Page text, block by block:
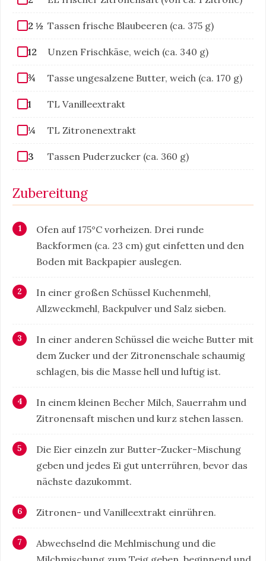
2 ½ Tassen frische Blaubeeren (ca. 375 g)
12 Unzen Frischkäse, weich (ca. 340 g)
¾ Tasse ungesalzene Butter, weich (ca. 170 g)
1 TL Vanilleextrakt
¼ TL Zitronenextrakt
3 Tassen Puderzucker (ca. 360 g)
Zubereitung
Ofen auf 175°C vorheizen. Drei runde
Backformen (ca. 23 cm) gut einfetten und den
Boden mit Backpapier auslegen.
In einer großen Schüssel Kuchenmehl,
Allzweckmehl, Backpulver und Salz sieben.
In einer anderen Schüssel die weiche Butter mit
dem Zucker und der Zitronenschale schaumig
schlagen, bis die Masse hell und luftig ist.
In einem kleinen Becher Milch, Sauerrahm und
Zitronensaft mischen und kurz stehen lassen.
Die Eier einzeln zur Butter-Zucker-Mischung
geben und jedes Ei gut unterrühren, bevor das
nächste dazukommt.
Zitronen- und Vanilleextrakt einrühren.
Abwechselnd die Mehlmischung und die